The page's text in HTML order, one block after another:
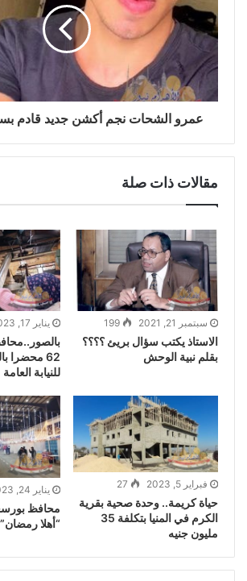
عمرو الشحات نجم أكشن جديد قادم
مقالات ذات صلة
سبتمبر 21, 2021 199
الاستاذ يكتب سؤال بريئ ؟؟؟؟
بقلم نبية الوحش
يناير 17, 2023
62 محضرا
للنيابة العامة
فبراير 5, 2023 27
حياة كريمة.. وحدة صحية بقرية
الكرم في المنيا بتكلفة 35
مليون جنيه
يناير 24, 2023
محافظ
“أهلا